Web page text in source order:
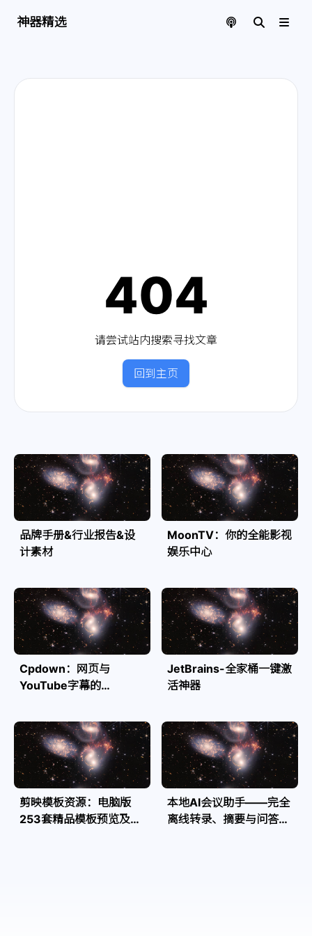
神器精选
404
请尝试站内搜索寻找文章
回到主页
品牌手册&行业报告&设
计素材
MoonTV：你的全能影视
娱乐中心
Cpdown：网页与
YouTube字幕的
JetBrains-全家桶一键激
活神器
剪映模板资源：电脑版
253套精品模板预览及源
本地AI会议助手——完全
离线转录、摘要与问答，